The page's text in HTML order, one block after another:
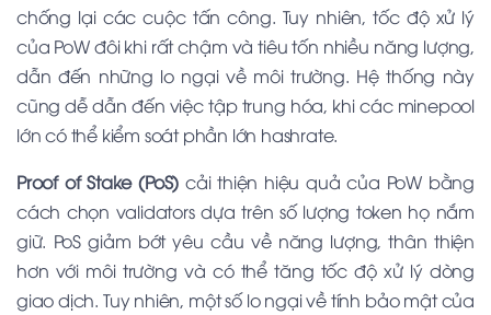
chống lại các cuộc tấn công. Tuy nhiên, tốc độ xử lý
của PoW đôi khi rất chậm và tiêu tốn nhiều năng lượng,
dẫn đến những lo ngại về môi trường. Hệ thống này
cũng dễ dẫn đến việc tập trung hóa, khi các minepool
lớn có thể kiểm soát phần lớn hashrate.
Proof of Stake (PoS) cải thiện hiệu quả của PoW bằng
cách chọn validators dựa trên số lượng token họ nắm
giữ. PoS giảm bớt yêu cầu về năng lượng, thân thiện
hơn với môi trường và có thể tăng tốc độ xử lý dòng
giao dịch. Tuy nhiên, một số lo ngại về tính bảo mật của